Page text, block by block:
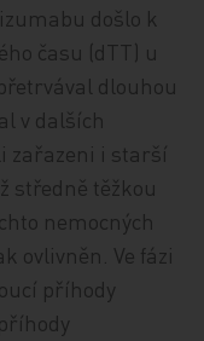
došlo k
času (dTT) u
dlouhou
v dalších
zařazeni i starší
středně těžkou
nemocných
ovlivněn. Ve fázi
příhody